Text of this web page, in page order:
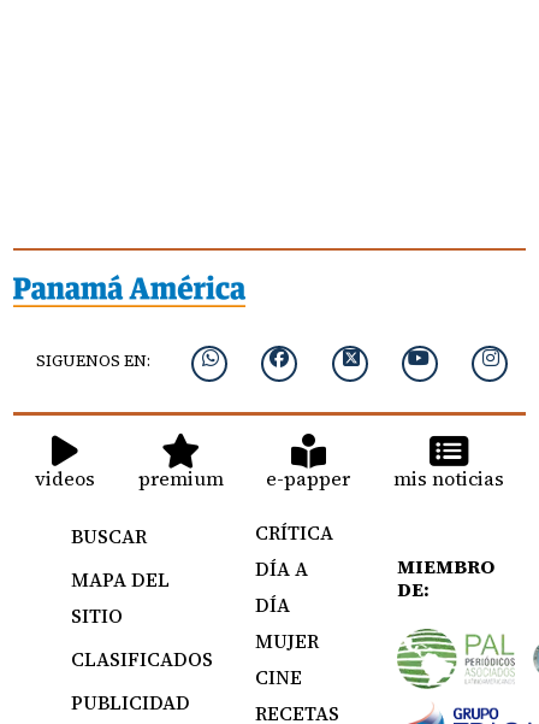
SIGUENOS EN:
videos premium e-papper mis noticias
BUSCAR
MAPA DEL
SITIO
CLASIFICADOS
PUBLICIDAD
CRÍTICA
DÍA A
DÍA
MUJER
CINE
RECETAS
MIEMBRO
DE: